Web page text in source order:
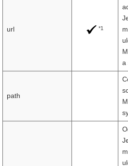
url *1
a
path